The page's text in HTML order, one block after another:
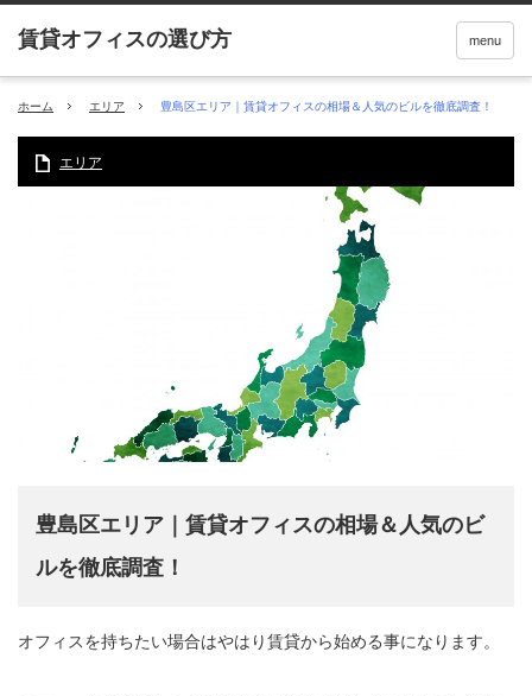
menu
ホーム エリア 豊島区エリア｜賃貸オフィスの相場＆人気のビルを徹底調査！
エリア
豊島区エリア｜賃貸オフィスの相場＆人気のビ
ルを徹底調査！
オフィスを持ちたい場合はやはり賃貸から始める事になります。